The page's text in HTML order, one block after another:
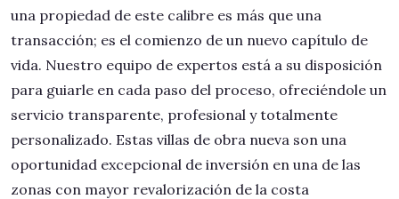
una propiedad de este calibre es más que una
transacción; es el comienzo de un nuevo capítulo de
vida. Nuestro equipo de expertos está a su disposición
para guiarle en cada paso del proceso, ofreciéndole un
servicio transparente, profesional y totalmente
personalizado. Estas villas de obra nueva son una
oportunidad excepcional de inversión en una de las
zonas con mayor revalorización de la costa